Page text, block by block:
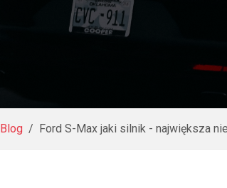
Blog Ford S-Max jaki silnik - największa